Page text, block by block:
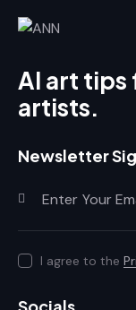
AI art tips
artists.
Newsletter
I agree to the
Socials